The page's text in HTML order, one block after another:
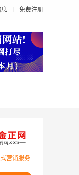
息 免费注册
营销服务